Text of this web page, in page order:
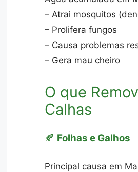
– Atrai mosquitos
– Prolifera fungos
– Causa problemas
– Gera mau cheiro
O que
Calhas
🍂 Folhas e Galhos
Principal causa em